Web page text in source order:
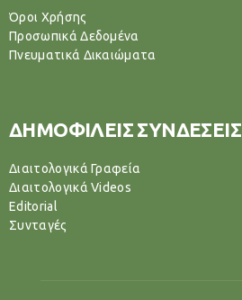
Όροι Χρήσης
Προσωπικά Δεδομένα
Πνευματικά Δικαιώματα
ΔΗΜΟΦΙΛΕΙΣ ΣΥΝΔΕΣΕΙΣ
Διαιτολογικά Γραφεία
Διαιτολογικά Videos
Editorial
Συνταγές